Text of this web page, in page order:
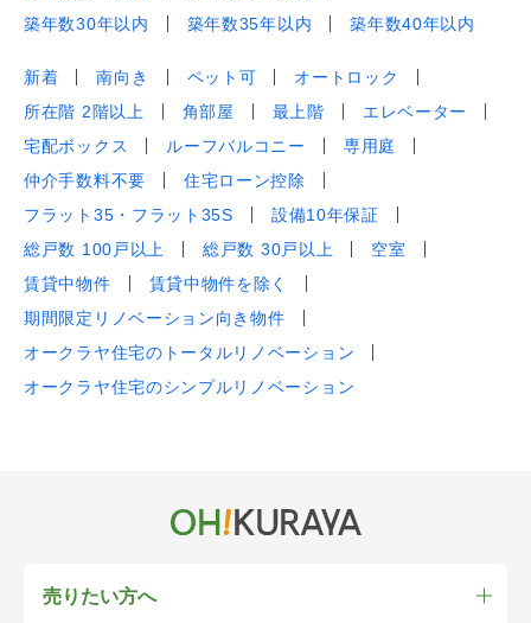
築年数30年以内
築年数35年以内 築年数40年以内
新着 南向き ペット可
オートロック
所在階 2階以上
角部屋 最上階
エレベーター
宅配ボックス
ルーフバルコニー
専用庭
仲介手数料不要
住宅ローン控除
フラット35・フラット35S
設備10年保証
総戸数 100戸以上
総戸数 30戸以上
空室
賃貸中物件
賃貸中物件を除く
期間限定リノベーション向き物件
オークラヤ住宅のトータルリノベーション
オークラヤ住宅のシンプルリノベーション
売りたい方へ